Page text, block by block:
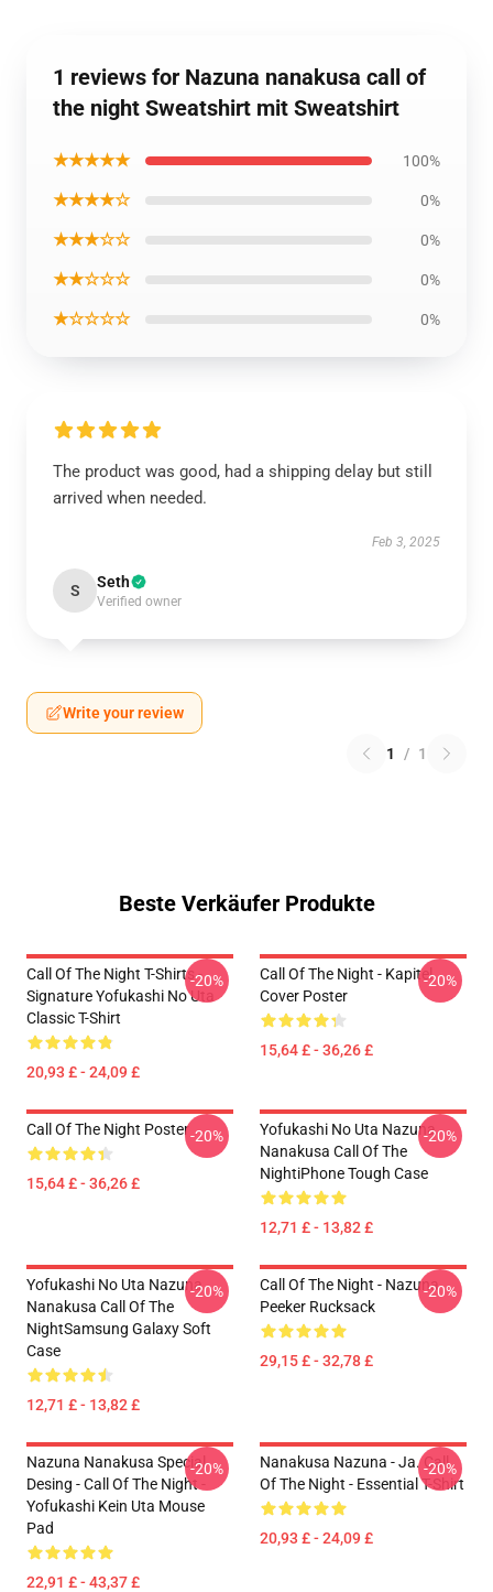
1 reviews for Nazuna nanakusa call of
the night Sweatshirt mit Sweatshirt
★★★★★ 100%
★★★★☆ 0%
★★★☆☆ 0%
★★☆☆☆ 0%
★☆☆☆☆ 0%
The product was good, had a shipping delay but still
arrived when needed.
Feb 3, 2025
S Seth
Verified owner
Write your review
1 / 1
Beste Verkäufer Produkte
Call Of The Night T-Shirts -
Signature Yofukashi No Uta
Classic T-Shirt
20,93 £ - 24,09 £
-20%
Call Of The Night - Kapitel
Cover Poster
15,64 £ - 36,26 £
-20%
Call Of The Night Poster
15,64 £ - 36,26 £
-20%
Yofukashi No Uta Nazuna
Nanakusa Call Of The
NightiPhone Tough Case
12,71 £ - 13,82 £
-20%
Yofukashi No Uta Nazuna
Nanakusa Call Of The
NightSamsung Galaxy Soft
Case
12,71 £ - 13,82 £
-20%
Call Of The Night - Nazuna
Peeker Rucksack
29,15 £ - 32,78 £
-20%
Nazuna Nanakusa Special
Desing - Call Of The Night -
Yofukashi Kein Uta Mouse
Pad
22,91 £ - 43,37 £
-20%
Nanakusa Nazuna - Ja. Call
Of The Night - Essential T-Shirt
20,93 £ - 24,09 £
-20%